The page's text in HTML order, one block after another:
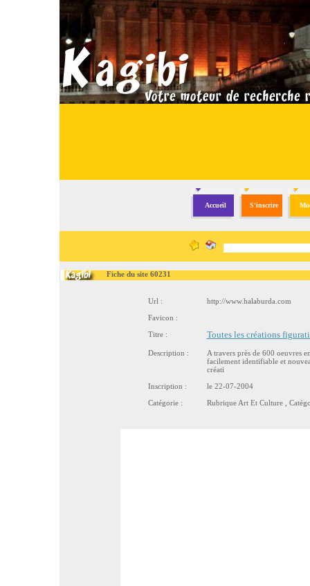
Accueil S'inscrire
Fiche du site 60231
Url :
http://www.halaburda.com
Favicon :
Titre :
Toutes les créations
Description :
A travers près de 600 oeuvres
facilement identifiable et
créati
Inscription :
le 22-07-2004
Catégorie :
Rubrique Art Et Culture,